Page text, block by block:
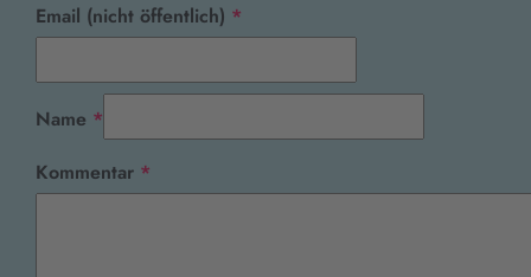
Email (nicht öffentlich) *
Name *
Kommentar *